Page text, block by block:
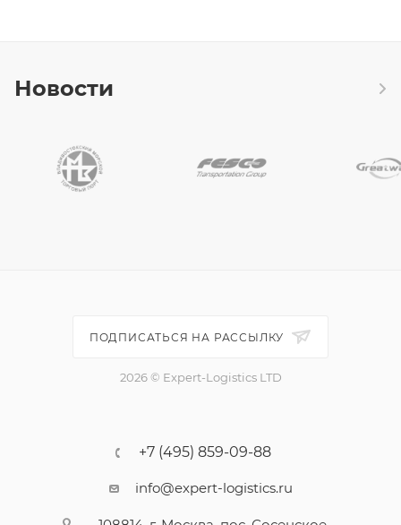
Новости
ПОДПИСАТЬСЯ НА РАССЫЛКУ
2026 © Expert-Logistics LTD
+7 (495) 859-09-88
info@expert-logistics.ru